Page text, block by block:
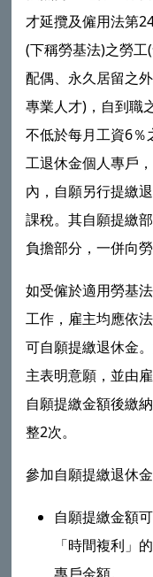
才延攬及僱用法第
(下稱勞基法)之勞
配偶、永久居留之
專業人才)，自到職
不低於每月工資6％
工退休金個人專戶
內，自願另行提繳
課稅。其自願提繳
負擔部分，一併向勞
如受僱於適用勞基
工作，雇主均應依
可自願提繳退休金
主表明意願，並由
自願提繳金額後繳
整2次。
參加自願提繳退休
自願提繳金額
「時間複利」
專戶金額。